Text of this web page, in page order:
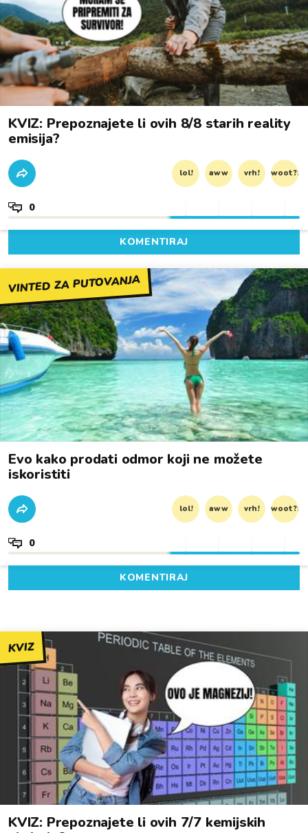
KVIZ: Prepoznajete li ovih 8/8 starih reality
emisija?
lol! aww vrh! woot?!
0
KOMENTIRAJ
VINTED ZA PUTOVANJA
Evo kako prodati odmor koji ne možete
iskoristiti
lol! aww vrh! woot?!
0
KOMENTIRAJ
KVIZ
KVIZ: Prepoznajete li ovih 7/7 kemijskih